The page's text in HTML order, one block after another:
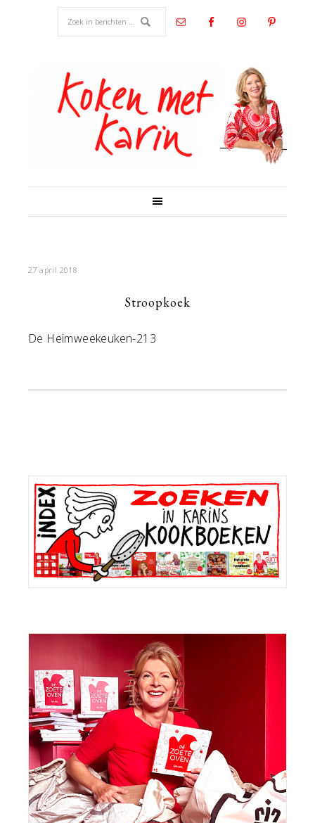
27 april 2018
Stroopkoek
De Heimweekeuken-213
Primaire
Sidebar